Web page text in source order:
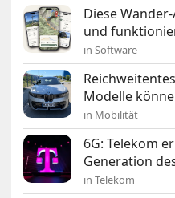
Diese
und
in Software
Modelle
in Mobilität
6G: Telekom
Generation
in Telekom